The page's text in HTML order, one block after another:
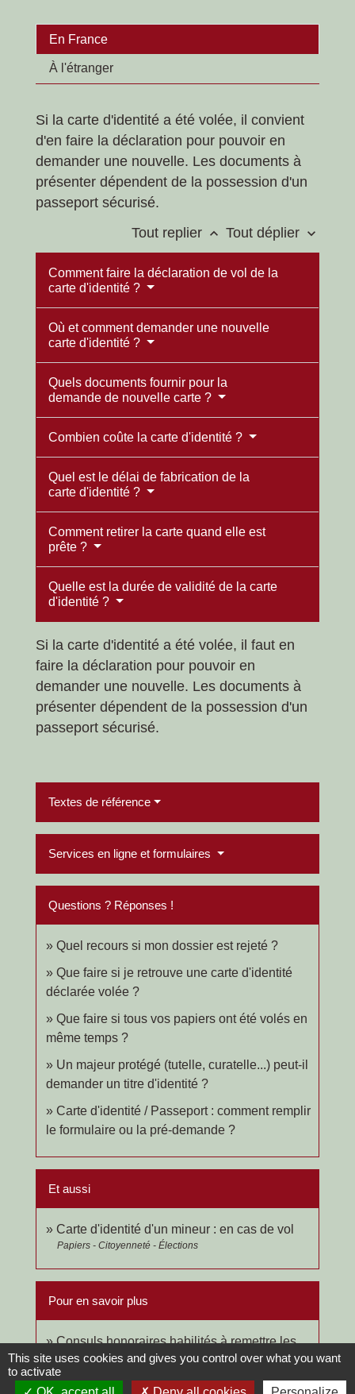
En France
À l'étranger
Si la carte d'identité a été volée, il convient
d'en faire la déclaration pour pouvoir en
demander une nouvelle. Les documents à
présenter dépendent de la possession d'un
passeport sécurisé.
Tout replier keyboard_arrow_up Tout déplier keyboard_arrow_down
Comment faire la déclaration de vol de la
carte d'identité ?
Où et comment demander une nouvelle
carte d'identité ?
Quels documents fournir pour la
demande de nouvelle carte ?
Combien coûte la carte d'identité ?
Quel est le délai de fabrication de la
carte d'identité ?
Comment retirer la carte quand elle est
prête ?
Quelle est la durée de validité de la carte
d'identité ?
Si la carte d'identité a été volée, il faut en
faire la déclaration pour pouvoir en
demander une nouvelle. Les documents à
présenter dépendent de la possession d'un
passeport sécurisé.
Textes de référence
Services en ligne et formulaires
Questions ? Réponses !
Quel recours si mon dossier est rejeté ?
Que faire si je retrouve une carte d'identité
déclarée volée ?
Que faire si tous vos papiers ont été volés en
même temps ?
Un majeur protégé (tutelle, curatelle...) peut-il
demander un titre d'identité ?
Carte d'identité / Passeport : comment remplir
le formulaire ou la pré-demande ?
Et aussi
Carte d'identité d'un mineur : en cas de vol
Papiers - Citoyenneté - Élections
Pour en savoir plus
Consuls honoraires habilités à remettre les
cartes d'identité et les passeportsopen_in_new
Legifrance
This site uses cookies and gives you control over what you want
to activate